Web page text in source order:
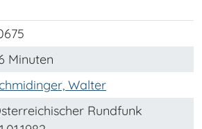
Minuten
Walter
Rundfunk